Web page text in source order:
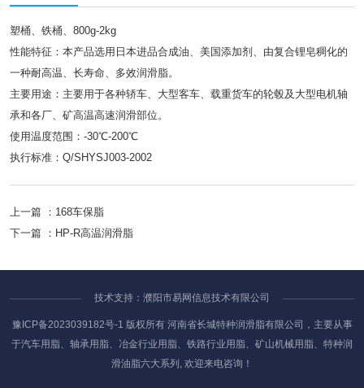
塑桶、铁桶、800g-2kg
性能特征：本产品选用日本进品合成油、美国添加剂、由复合锂皂稠化的
一种耐高温、长寿命、多效润滑脂。
主要用途：主要用于各种轿车、大型客车、载重货车的轮毂及大型电机轴
承和各厂、矿高温高速润滑部位。
使用温度范围：-30℃-200℃
执行标准：Q/SHYSJ003-2002
上一篇 ： 168车保脂
下一篇 ： HP-R高温润滑脂
技术支持：濮阳市易网信息技术有限公司
豫ICP备2023039182号-1 版权所有 河南省长城特种润滑脂有限公司，主要从事
于汽车用脂、轴承用脂、冶金行业用脂、铁路行业用脂、矿山机械用脂、特种润
滑油脂六大系列, 欢迎来电咨询！